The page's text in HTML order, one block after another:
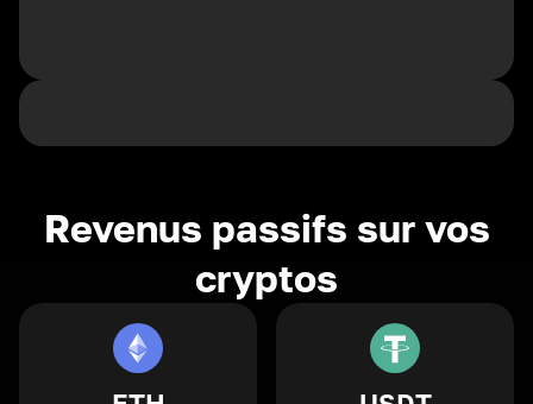
Revenus passifs sur vos
cryptos